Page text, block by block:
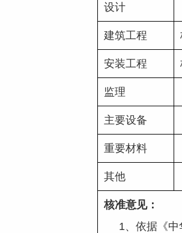
设计
建筑工程
安装工程
监理
主要设备
重要材料
其他
核准意见：
1、依据《中